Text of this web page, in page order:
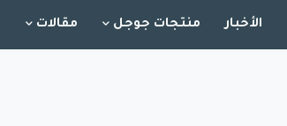
الأخبار منتجات جوجل مقالات